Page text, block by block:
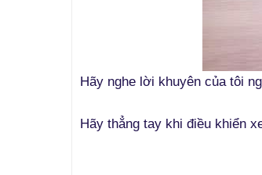
Hãy nghe lời khuyên của tôi
Hãy thẳng tay khi điều khiển